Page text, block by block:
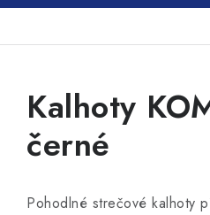
Kalhoty
černé
Pohodlné strečové kalhoty